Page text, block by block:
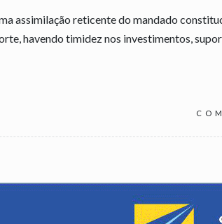
assimilação reticente do mandado
havendo timidez nos investimentos,